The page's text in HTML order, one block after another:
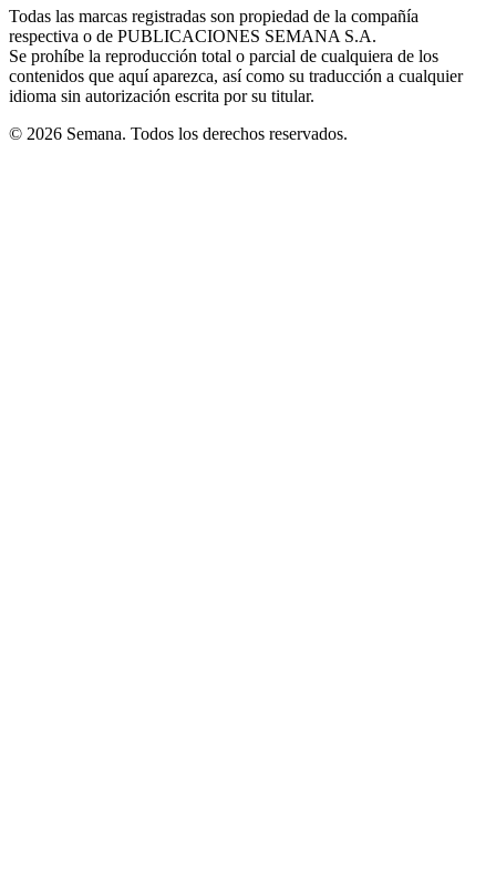
windowwindowwindow
new
window
Todas las marcas registradas son propiedad de la compañía
respectiva o de PUBLICACIONES SEMANA S.A.
Se prohíbe la reproducción total o parcial de cualquiera de los
contenidos que aquí aparezca, así como su traducción a cualquier
idioma sin autorización escrita por su titular.
© 2026 Semana. Todos los derechos reservados.